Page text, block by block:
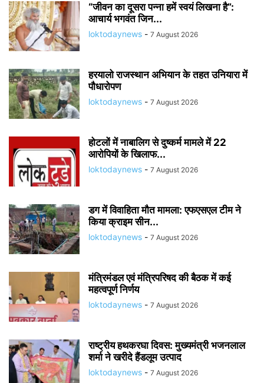
“जीवन का दूसरा पन्ना हमें स्वयं लिखना है”:
आचार्य भगवंत जिन...
loktodaynews - 7 August 2026
हरयालो राजस्थान अभियान के तहत उनियारा में
पौधारोपण
loktodaynews - 7 August 2026
होटलों में नाबालिग से दुष्कर्म मामले में 22
आरोपियों के खिलाफ...
loktodaynews - 7 August 2026
डग में विवाहिता मौत मामला: एफएसएल टीम ने
किया क्राइम सीन...
loktodaynews - 7 August 2026
मंत्रिमंडल एवं मंत्रिपरिषद की बैठक में कई
महत्वपूर्ण निर्णय
loktodaynews - 7 August 2026
राष्ट्रीय हथकरघा दिवस: मुख्यमंत्री भजनलाल
शर्मा ने खरीदे हैंडलूम उत्पाद
loktodaynews - 7 August 2026